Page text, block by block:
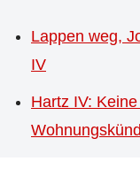
Lappen weg,
IV
Hartz IV: